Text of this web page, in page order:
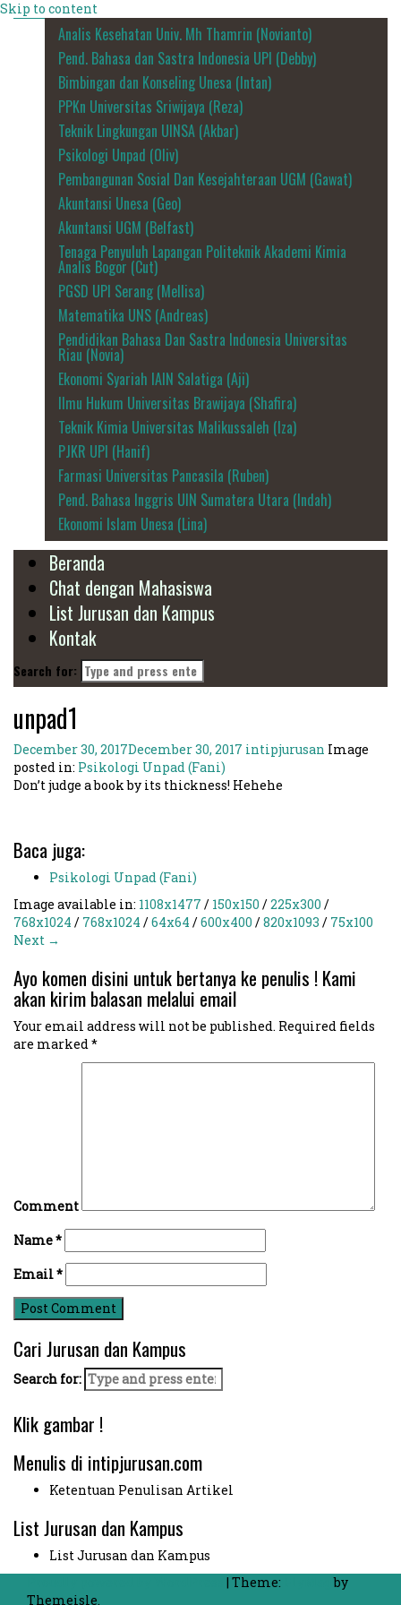
Skip to content
Analis Kesehatan Univ. Mh Thamrin (Novianto)
Pend. Bahasa dan Sastra Indonesia UPI (Debby)
Bimbingan dan Konseling Unesa (Intan)
PPKn Universitas Sriwijaya (Reza)
Teknik Lingkungan UINSA (Akbar)
Psikologi Unpad (Oliv)
Pembangunan Sosial Dan Kesejahteraan UGM (Gawat)
Akuntansi Unesa (Geo)
Akuntansi UGM (Belfast)
Tenaga Penyuluh Lapangan Politeknik Akademi Kimia
Analis Bogor (Cut)
PGSD UPI Serang (Mellisa)
Matematika UNS (Andreas)
Pendidikan Bahasa Dan Sastra Indonesia Universitas
Riau (Novia)
Ekonomi Syariah IAIN Salatiga (Aji)
Ilmu Hukum Universitas Brawijaya (Shafira)
Teknik Kimia Universitas Malikussaleh (Iza)
PJKR UPI (Hanif)
Farmasi Universitas Pancasila (Ruben)
Pend. Bahasa Inggris UIN Sumatera Utara (Indah)
Ekonomi Islam Unesa (Lina)
Beranda
Chat dengan Mahasiswa
List Jurusan dan Kampus
Kontak
Search for:
unpad1
December 30, 2017December 30, 2017 intipjurusan Image
posted in: Psikologi Unpad (Fani)
Don’t judge a book by its thickness! Hehehe
Baca juga:
Psikologi Unpad (Fani)
Image available in: 1108x1477 / 150x150 /225x300 /
768x1024 / 768x1024 /64x64 /600x400 /820x1093 / 75x100
Next →
Ayo komen disini untuk bertanya ke penulis ! Kami
akan kirim balasan melalui email
Your email address will not be published. Required fields
are marked*
Comment
Name*
Email*
Cari Jurusan dan Kampus
Search for:
Klik gambar !
Menulis di intipjurusan.com
Ketentuan Penulisan Artikel
List Jurusan dan Kampus
List Jurusan dan Kampus
| Theme:
by
Themeisle.